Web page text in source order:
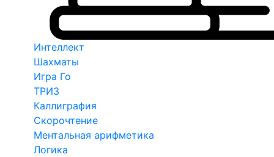
Интеллект
Шахматы
Игра Го
ТРИЗ
Каллиграфия
Скорочтение
Ментальная арифметика
Логика